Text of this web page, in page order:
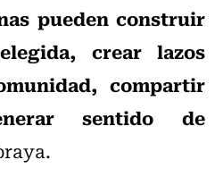
pueden construir
crear lazos
compartir
sentido de